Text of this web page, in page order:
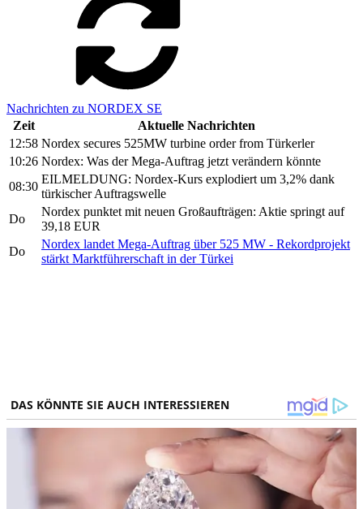
Nachrichten zu NORDEX SE
Zeit
Aktuelle Nachrichten
12:58 Nordex secures 525MW turbine order from Türkerler
10:26 Nordex: Was der Mega-Auftrag jetzt verändern könnte
08:30
EILMELDUNG: Nordex-Kurs explodiert um 3,2% dank
türkischer Auftragswelle
Do
Nordex punktet mit neuen Großaufträgen: Aktie springt auf
39,18 EUR
Do
Nordex landet Mega-Auftrag über 525 MW - Rekordprojekt
stärkt Marktführerschaft in der Türkei